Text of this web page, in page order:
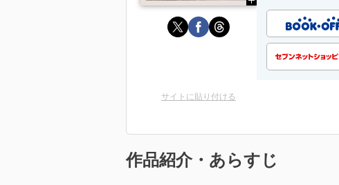
サイトに貼り付ける
作品紹介・あらすじ